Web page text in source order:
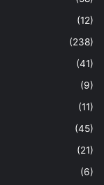
(12)
(238)
(41)
(9)
(11)
(45)
(21)
(6)